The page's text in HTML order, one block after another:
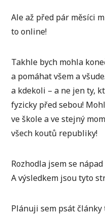
Ale až před pár měsíci
to online!
Takhle bych mohla
a pomáhat všem a
a kdekoli – a ne jen ty,
fyzicky před sebou!
ve škole a ve stejný
všech koutů republiky!
Rozhodla jsem se
A výsledkem jsou tyto
Plánuji sem psát